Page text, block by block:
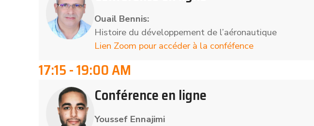
Ouail Bennis:
Histoire du développement de l’aéronautique
Lien Zoom pour accéder à la conféfence
17:15 - 19:00 AM
Conférence en ligne
Youssef Ennajimi